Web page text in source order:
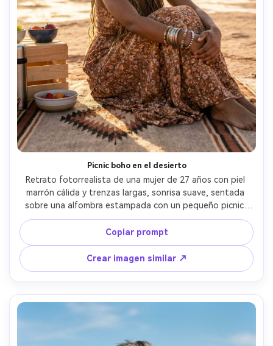
Picnic boho en el desierto
Retrato fotorrealista de una mujer de 27 años con piel
marrón cálida y trenzas largas, sonrisa suave, sentada
sobre una alfombra estampada con un pequeño picnic,
lleva vestido largo vaporoso de flores y brazaletes
apilados, mesetas desérticas detrás, sol suave de última
hora con rebote cálido de la arena, Sony A7IV, 50mm f/1.4,
encuadre de medio cuerpo, ambiente cálido y acogedor,
detalles realistas, textura de piel natural, alta resolución -
-ar 4:5
Copiar prompt
Crear imagen similar ↗